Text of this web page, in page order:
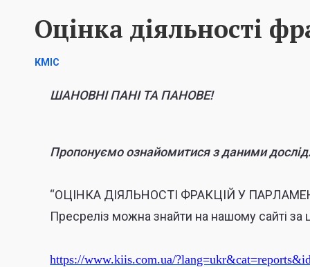
Оцінка діяльності
КМІС
ШАНОВНІ ПАНІ ТА ПАНОВЕ!
Пропонуємо ознайомитися з даними
“ОЦІНКА ДІЯЛЬНОСТІ ФРАКЦІЙ У
Пресреліз можна знайти на нашому сайті
https://www.kiis.com.ua/